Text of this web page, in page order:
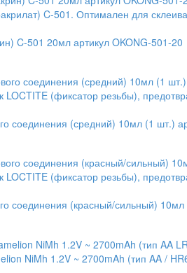
C-501. Оптимален для
C-501 20мл артикул OKONG-501-20
LOCTITE (фиксатор резьбы),
соединения (средний) 10мл (1 шт.)
LOCTITE (фиксатор резьбы),
соединения (красный/сильный)
NiMh 1.2V ~ 2700mAh (тип AA /